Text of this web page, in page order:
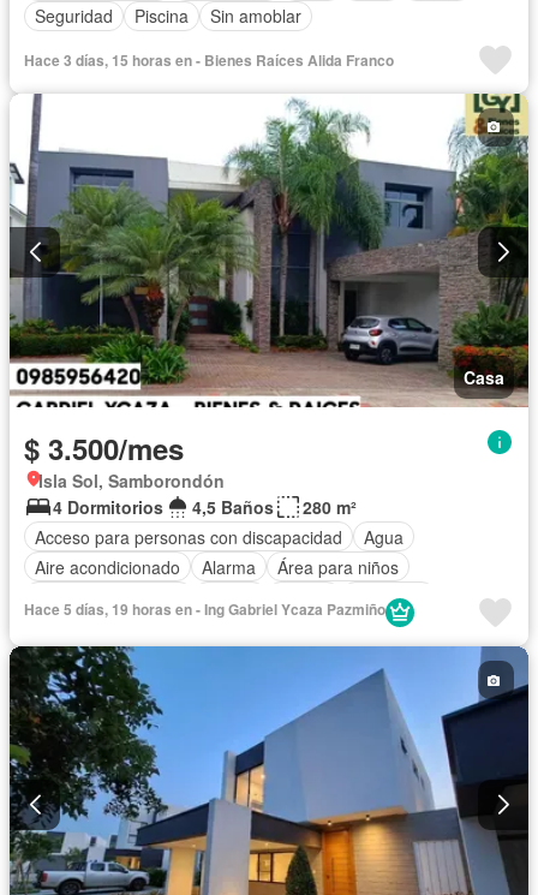
Seguridad
Piscina Sin amoblar
Hace 3 días, 15 horas en - Bienes Raíces Alida Franco
Casa
$ 3.500/mes
Isla Sol, Samborondón
4 Dormitorios
4,5 Baños
280 m²
Acceso para personas con discapacidad
Agua
Aire acondicionado
Alarma
Área para niños
Biblioteca
Cocina equipada
Estacionamiento
Garita de guardianía
Jacuzzi
Jardín Piscina
Seguridad
Terraza
Vista panorámica
Hace 5 días, 19 horas en - Ing Gabriel Ycaza Pazmiño